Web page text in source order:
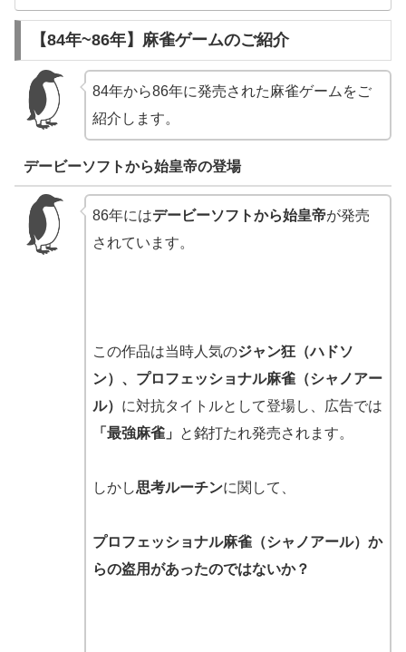
【84年~86年】麻雀ゲームのご紹介
84年から86年に発売された麻雀ゲームをご
紹介します。
デービーソフトから始皇帝の登場
86年にはデービーソフトから始皇帝が発売
されています。
この作品は当時人気のジャン狂（ハドソ
ン）、プロフェッショナル麻雀（シャノアー
ル） に対抗タイトルとして登場し、広告では
「最強麻雀」
と銘打たれ発売されます。
しかし思考ルーチンに関して、
プロフェッショナル麻雀（シャノアール）か
らの盗用があったのではないか？